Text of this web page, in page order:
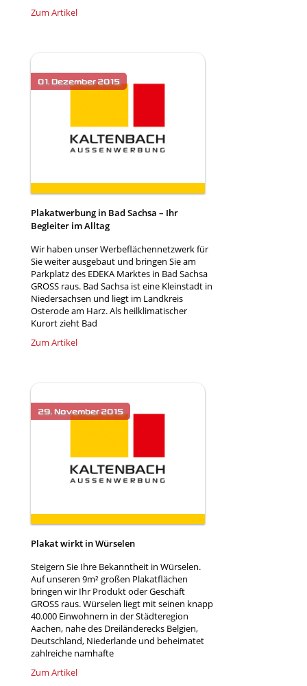
Zum Artikel
Plakatwerbung in Bad Sachsa – Ihr
Begleiter im Alltag
Wir haben unser Werbeflächennetzwerk für
Sie weiter ausgebaut und bringen Sie am
Parkplatz des EDEKA Marktes in Bad Sachsa
GROSS raus. Bad Sachsa ist eine Kleinstadt in
Niedersachsen und liegt im Landkreis
Osterode am Harz. Als heilklimatischer
Kurort zieht Bad
Zum Artikel
Plakat wirkt in Würselen
Steigern Sie Ihre Bekanntheit in Würselen.
Auf unseren 9m² großen Plakatflächen
bringen wir Ihr Produkt oder Geschäft
GROSS raus. Würselen liegt mit seinen knapp
40.000 Einwohnern in der Städteregion
Aachen, nahe des Dreiländerecks Belgien,
Deutschland, Niederlande und beheimatet
zahlreiche namhafte
Zum Artikel